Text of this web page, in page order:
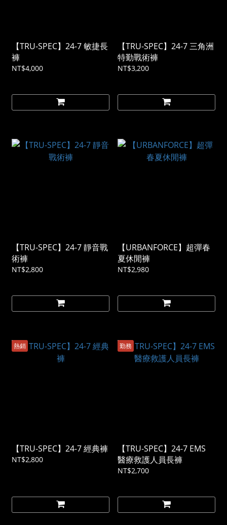
【TRU-SPEC】24-7 敏捷長
褲
NT$4,000
【TRU-SPEC】24-7 三角洲
特勤戰術褲
NT$3,200
【TRU-SPEC】24-7 靜音戰
術褲
NT$2,800
【URBANFORCE】超彈春
夏休閒褲
NT$2,980
熱銷
【TRU-SPEC】24-7 經典褲
NT$2,800
勤務
【TRU-SPEC】24-7 EMS
醫療救護人員長褲
NT$2,700